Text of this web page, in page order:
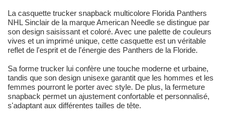
La casquette trucker snapback multicolore Florida Panthers
NHL Sinclair de la marque American Needle se distingue par
son design saisissant et coloré. Avec une palette de couleurs
vives et un imprimé unique, cette casquette est un véritable
reflet de l'esprit et de l'énergie des Panthers de la Floride.
Sa forme trucker lui confère une touche moderne et urbaine,
tandis que son design unisexe garantit que les hommes et les
femmes pourront le porter avec style. De plus, la fermeture
snapback permet un ajustement confortable et personnalisé,
s'adaptant aux différentes tailles de tête.